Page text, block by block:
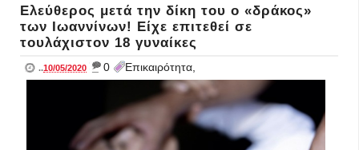
Ελεύθερος μετά την δίκη του ο «δράκος»
των Ιωαννίνων! Είχε επιτεθεί σε
τουλάχιστον 18 γυναίκες
..10/05/2020 _ 0 Επικαιρότητα,